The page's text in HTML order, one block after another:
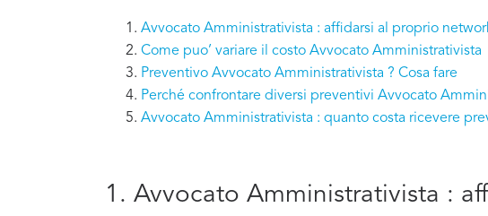
Avvocato Amministrativista : affidarsi al proprio
Come puo’ variare il costo Avvocato Amministrativista
Preventivo Avvocato Amministrativista ? Cosa fare
Perché confrontare diversi preventivi Avvocato
Avvocato Amministrativista : quanto costa ricevere
1. Avvocato Amministrativista :